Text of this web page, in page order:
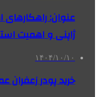
عنوان:
ژاپنی و اهمیت
۱۴۰۴/۱۰/۱۰
خرید پودر زعفران